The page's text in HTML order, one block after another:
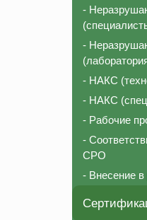
-
-
- НАКС
- НАКС
- Рабочие
-
СРО
- Внесение